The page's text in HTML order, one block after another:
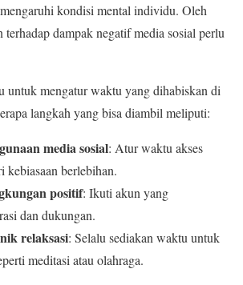
kondisi mental individu. Oleh
terhadap dampak negatif media sosial perlu
untuk mengatur waktu yang dihabiskan di
langkah yang bisa diambil meliputi:
media sosial: Atur waktu akses
kebiasaan berlebihan.
positif: Ikuti akun yang
dan dukungan.
relaksasi: Selalu sediakan waktu untuk
meditasi atau olahraga.